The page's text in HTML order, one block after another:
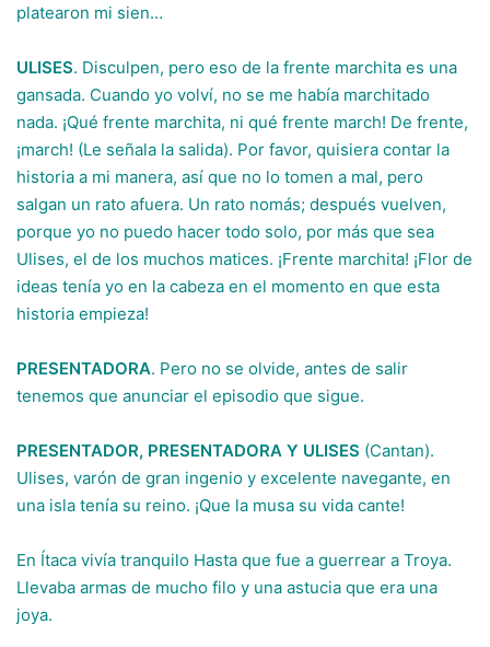
platearon mi sien…
ULISES. Disculpen, pero eso de la frente marchita es una
gansada. Cuando yo volví, no se me había marchitado
nada. ¡Qué frente marchita, ni qué frente march! De frente,
¡march! (Le señala la salida). Por favor, quisiera contar la
historia a mi manera, así que no lo tomen a mal, pero
salgan un rato afuera. Un rato nomás; después vuelven,
porque yo no puedo hacer todo solo, por más que sea
Ulises, el de los muchos matices. ¡Frente marchita! ¡Flor de
ideas tenía yo en la cabeza en el momento en que esta
historia empieza!
PRESENTADORA. Pero no se olvide, antes de salir
tenemos que anunciar el episodio que sigue.
PRESENTADOR, PRESENTADORA Y ULISES (Cantan).
Ulises, varón de gran ingenio y excelente navegante, en
una isla tenía su reino. ¡Que la musa su vida cante!
En Ítaca vivía tranquilo Hasta que fue a guerrear a Troya.
Llevaba armas de mucho filo y una astucia que era una
joya.